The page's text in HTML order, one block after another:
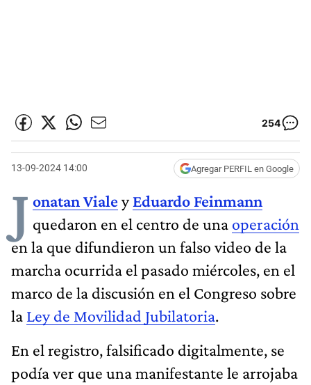
254
13-09-2024 14:00 Agregar PERFIL en Google
J onatan Vialey Eduardo Feinmann
quedaron en el centro de una operación
en la que difundieron un falso video de la
marcha ocurrida el pasado miércoles, en el
marco de la discusión en el Congreso sobre
la Ley de Movilidad Jubilatoria.
En el registro, falsificado digitalmente, se
podía ver que una manifestante le arrojaba